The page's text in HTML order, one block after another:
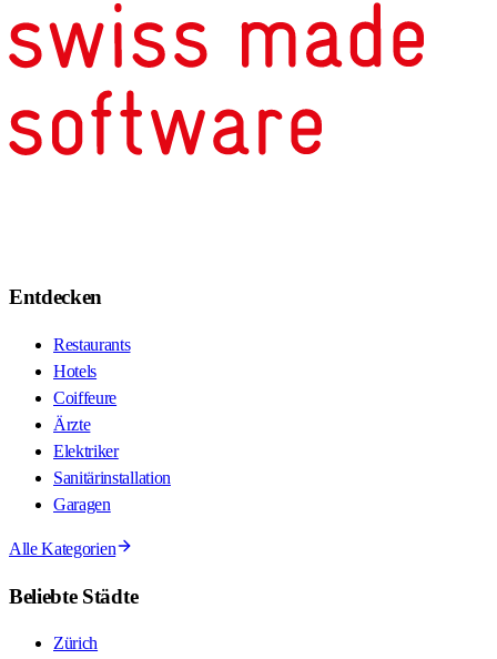
Entdecken
Restaurants
Hotels
Coiffeure
Ärzte
Elektriker
Sanitärinstallation
Garagen
Alle Kategorien
Beliebte Städte
Zürich